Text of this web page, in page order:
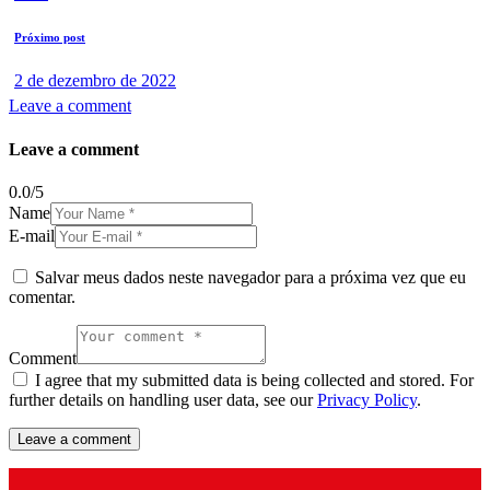
Próximo post
2 de dezembro de 2022
Leave a comment
Leave a comment
0.0/5
Name
E-mail
Salvar meus dados neste navegador para a próxima vez que eu
comentar.
Comment
I agree that my submitted data is being collected and stored. For
further details on handling user data, see ourPrivacy Policy.